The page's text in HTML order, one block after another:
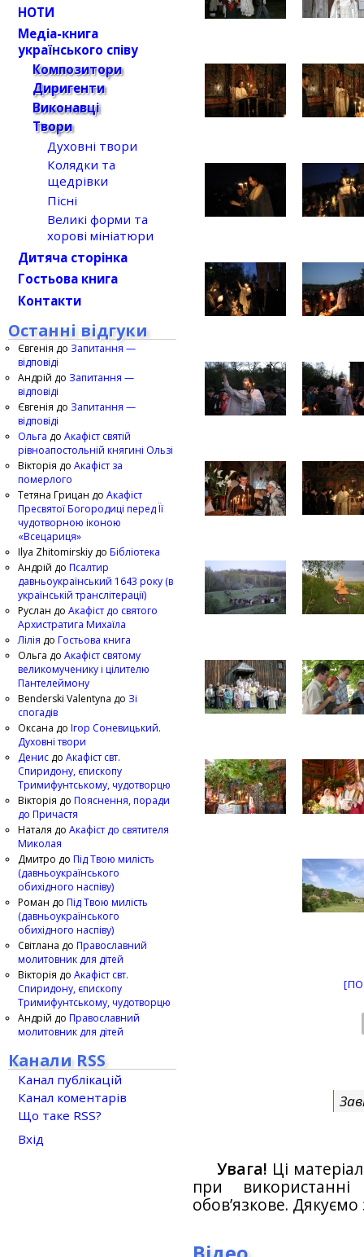
Увага! Ці
при
обов’язкове.
НОТИ
Медіа-книга
українського співу
Композитори
Диригенти
Виконавці
Твори
Духовні твори
Колядки та
щедрівки
Пісні
Великі форми та
хорові мініатюри
Дитяча сторінка
Гостьова книга
Контакти
Останні відгуки
Євгенія до Запитання —
відповіді
Андрій до Запитання —
відповіді
Євгенія до Запитання —
відповіді
Ольга до Акафіст святій
рівноапостольній княгині Ользі
Вікторія до Акафіст за
померлого
Тетяна Грицан до Акафіст
Пресвятої Богородиці перед Її
чудотворною іконою
«Всецариця»
Ilya Zhitomirskiy до Бібліотека
Андрій до Псалтир
давньоукраїнський 1643 року (в
українській транслітерації)
Руслан до Акафіст до святого
Архистратига Михаїла
Лілія до Гостьова книга
Ольга до Акафіст святому
великомученику і цілителю
Пантелеймону
Benderski Valentyna до Зі
спогадів
Оксана до Ігор Соневицький.
Духовні твори
Денис до Акафіст свт.
Спиридону, єпископу
Тримифунтському, чудотворцю
Вікторія до Пояснення, поради
до Причастя
Наталя до Акафіст до святителя
Миколая
Дмитро до Під Твою милість
(давньоукраїнського
обихідного наспіву)
Роман до Під Твою милість
(давньоукраїнського
обихідного наспіву)
Світлана до Православний
молитовник для дітей
Вікторія до Акафіст свт.
Спиридону, єпископу
Тримифунтському, чудотворцю
Андрій до Православний
молитовник для дітей
Канали RSS
Канал публікацій
Канал коментарів
Що таке RSS?
Вхід